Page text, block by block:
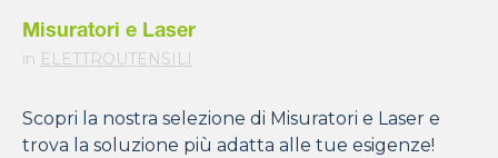
Misuratori e Laser
in ELETTROUTENSILI
Scopri la nostra selezione di Misuratori e Laser e
trova la soluzione più adatta alle tue esigenze!